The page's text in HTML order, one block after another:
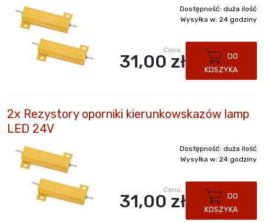
Dostępność: duża ilość
Wysyłka w: 24 godziny
Cena:
31,00 zł
DO
KOSZYKA
2x Rezystory oporniki kierunkowskazów lamp
LED 24V
Dostępność: duża ilość
Wysyłka w: 24 godziny
Cena:
31,00 zł
DO
KOSZYKA